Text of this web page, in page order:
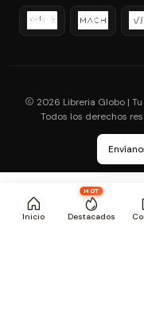
Inicio
HOT
Destacados
2026 Libreria Globo |
Todos los derechos